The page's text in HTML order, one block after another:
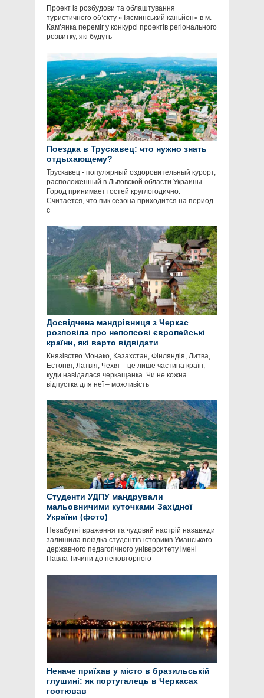
Проект із розбудови та облаштування
туристичного об’єкту «Тясминський каньйон» в м.
Кам’янка переміг у конкурсі проектів регіонального
розвитку, які будуть
Поездка в Трускавец: что нужно знать
отдыхающему?
Трускавец - популярный оздоровительный курорт,
расположенный в Львовской области Украины.
Город принимает гостей круглогодично.
Считается, что пик сезона приходится на период
с
Досвідчена мандрівниця з Черкас
розповіла про непопсові європейські
країни, які варто відвідати
Князівство Монако, Казахстан, Фінляндія, Литва,
Естонія, Латвія, Чехія – це лише частина країн,
куди навідалася черкащанка. Чи не кожна
відпустка для неї – можливість
Студенти УДПУ мандрували
мальовничими куточками Західної
України (фото)
Незабутні враження та чудовий настрій назавжди
залишила поїздка студентів-істориків Уманського
державного педагогічного університету імені
Павла Тичини до неповторного
Неначе приїхав у місто в бразильській
глушині: як португалець в Черкасах
гостював